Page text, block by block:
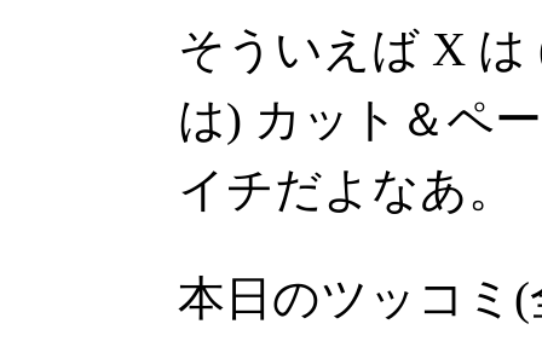
そういえば X
は) カット＆ペ
イチだよなあ。
本日のツッコミ(